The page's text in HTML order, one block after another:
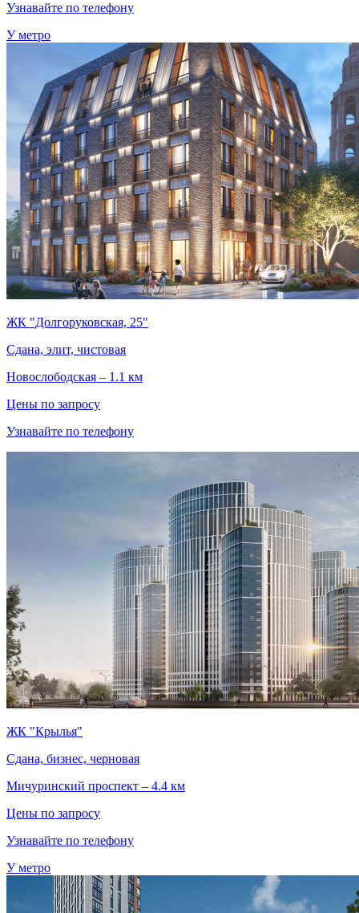
Узнавайте по телефону
У метро
ЖК "Долгоруковская, 25"
Сдана, элит, чистовая
Новослободская – 1.1 км
Цены по запросу
Узнавайте по телефону
ЖК "Крылья"
Сдана, бизнес, черновая
Мичуринский проспект – 4.4 км
Цены по запросу
Узнавайте по телефону
У метро